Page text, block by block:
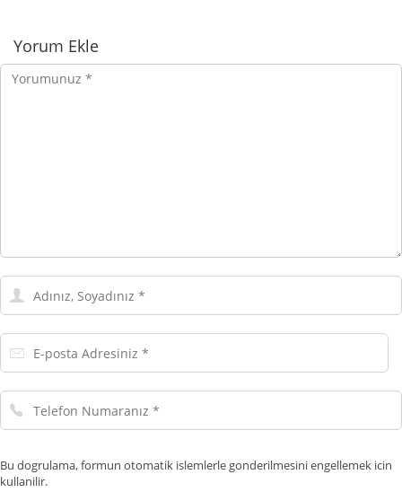
Yorumlar
Yorum Ekle
Yorumunuz
Adınız,
Soyadınız
E-
posta
Telefon
Numaranız
Bu dogrulama, formun otomatik islemlerle gonderilmesini engellemek icin
kullanilir.